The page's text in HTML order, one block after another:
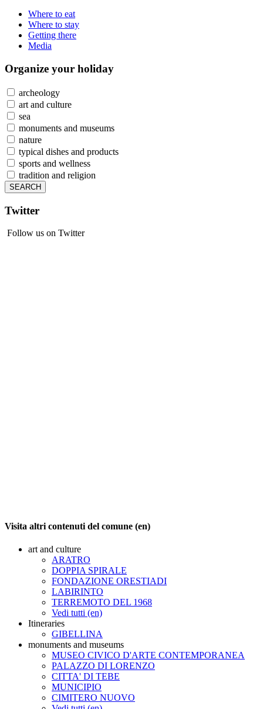
Where to eat
Where to stay
Getting there
Media
Organize your holiday
archeology
art and culture
sea
monuments and museums
nature
typical dishes and products
sports and wellness
tradition and religion
Twitter
Follow us on Twitter
Visita altri contenuti del comune (en)
art and culture
ARATRO
DOPPIA SPIRALE
FONDAZIONE ORESTIADI
LABIRINTO
TERREMOTO DEL 1968
Vedi tutti (en)
Itineraries
GIBELLINA
monuments and museums
MUSEO CIVICO D'ARTE CONTEMPORANEA
PALAZZO DI LORENZO
CITTA' DI TEBE
MUNICIPIO
CIMITERO NUOVO